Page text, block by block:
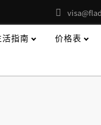
指南 价格表